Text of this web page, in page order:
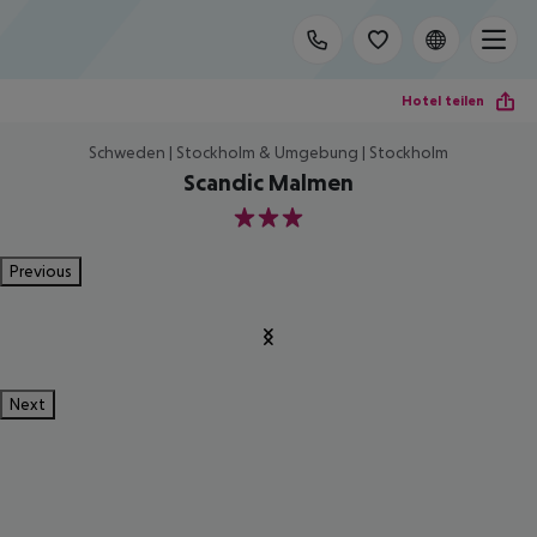
Hotel teilen
Schweden | Stockholm & Umgebung | Stockholm
Scandic Malmen
3
Previous
Next